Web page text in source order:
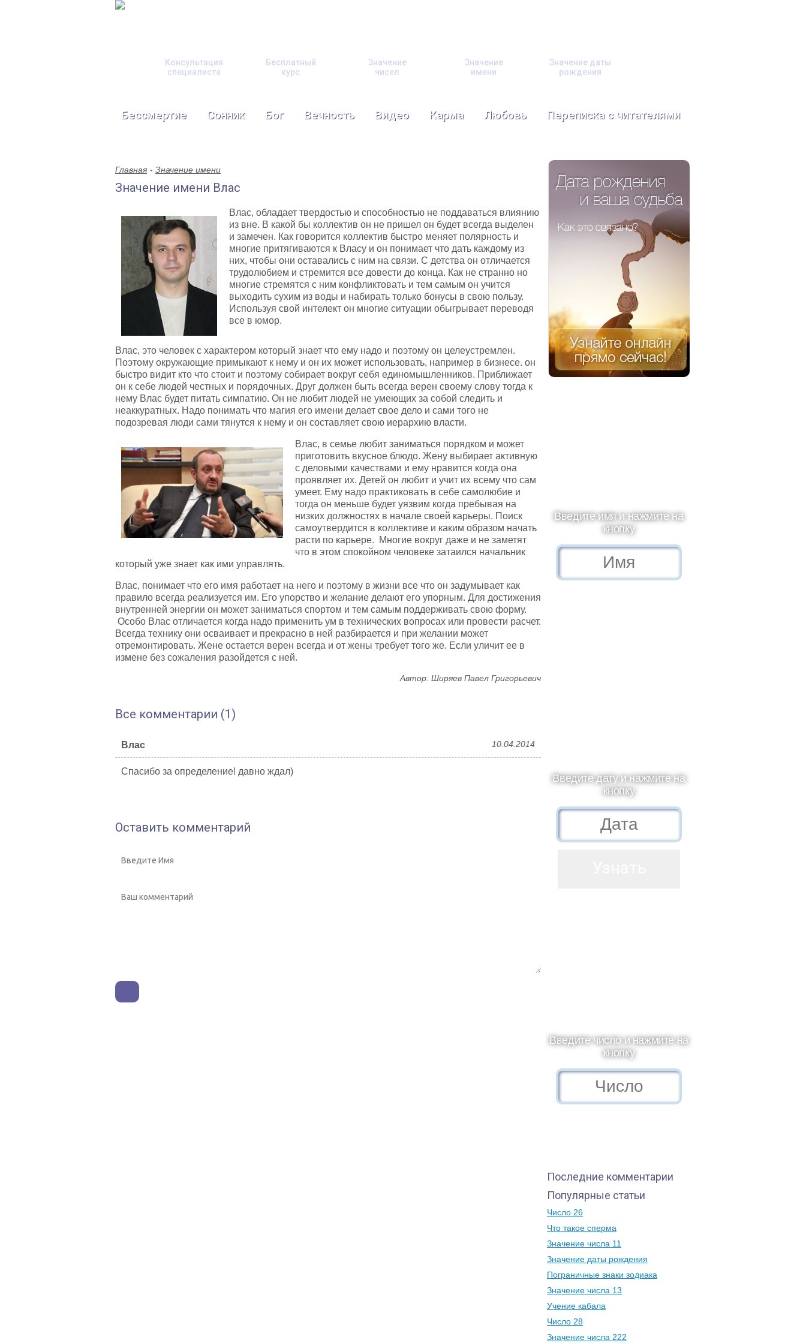
Консультация
специалиста
Бесплатный
курс
Значение
чисел
Значение
имени
Значение даты
рождения
Бессмертие Сонник Бог Вечность Видео Карма Любовь Переписка с читателями
Главная Значение имени
Значение имени Влас
Влас, обладает твердостью и способностью не поддаваться влиянию
из вне. В какой бы коллектив он не пришел он будет всегда выделен
и замечен. Как говорится коллектив быстро меняет полярность и
многие притягиваются к Власу и он понимает что дать каждому из
них, чтобы они оставались с ним на связи. С детства он отличается
трудолюбием и стремится все довести до конца. Как не странно но
многие стремятся с ним конфликтовать и тем самым он учится
выходить сухим из воды и набирать только бонусы в свою пользу.
Используя свой интелект он многие ситуации обыгрывает переводя
все в юмор.
Влас, это человек с характером который знает что ему надо и поэтому он целеустремлен.
Поэтому окружающие примыкают к нему и он их может использовать, например в бизнесе. он
быстро видит кто что стоит и поэтому собирает вокруг себя единомышленников. Приближает
он к себе людей честных и порядочных. Друг должен быть всегда верен своему слову тогда к
нему Влас будет питать симпатию. Он не любит людей не умеющих за собой следить и
неаккуратных. Надо понимать что магия его имени делает свое дело и сами того не
подозревая люди сами тянутся к нему и он составляет свою иерархию власти.
Влас, в семье любит заниматься порядком и может
приготовить вкусное блюдо. Жену выбирает активную
с деловыми качествами и ему нравится когда она
проявляет их. Детей он любит и учит их всему что сам
умеет. Ему надо практиковать в себе самолюбие и
тогда он меньше будет уязвим когда пребывая на
низких должностях в начале своей карьеры. Поиск
самоутвердится в коллективе и каким образом начать
расти по карьере. Многие вокруг даже и не заметят
что в этом спокойном человеке затаился начальник
который уже знает как ими управлять.
Влас, понимает что его имя работает на него и поэтому в жизни все что он задумывает как
правило всегда реализуется им. Его упорство и желание делают его упорным. Для достижения
внутренней энергии он может заниматься спортом и тем самым поддерживать свою форму.
Особо Влас отличается когда надо применить ум в технических вопросах или провести расчет.
Всегда технику они осваивает и прекрасно в ней разбирается и при желании может
отремонтировать. Жене остается верен всегда и от жены требует того же. Если уличит ее в
измене без сожаления разойдется с ней.
Автор: Ширяев Павел Григорьевич
Все комментарии (1)
Влас 10.04.2014
Спасибо за определение! давно ждал)
Оставить комментарий
Введите имя и нажмите на
кнопку
Введите дату и нажмите на
кнопку
Введите число и нажмите на
кнопку
Последние комментарии
Популярные статьи
Число 26
Что такое сперма
Значение числа 11
Значение даты рождения
Пограничные знаки зодиака
Значение числа 13
Учение кабала
Число 28
Значение числа 222